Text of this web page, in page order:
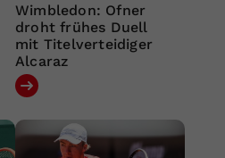
Wimbledon: Ofner
droht frühes Duell
mit Titelverteidiger
Alcaraz